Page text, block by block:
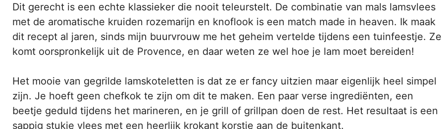
Dit gerecht is een echte klassieker die nooit teleurstelt. De combinatie van mals lamsvlees
met de aromatische kruiden rozemarijn en knoflook is een match made in heaven. Ik maak
dit recept al jaren, sinds mijn buurvrouw me het geheim vertelde tijdens een tuinfeestje. Ze
komt oorspronkelijk uit de Provence, en daar weten ze wel hoe je lam moet bereiden!
Het mooie van gegrilde lamskoteletten is dat ze er fancy uitzien maar eigenlijk heel simpel
zijn. Je hoeft geen chefkok te zijn om dit te maken. Een paar verse ingrediënten, een
beetje geduld tijdens het marineren, en je grill of grillpan doen de rest. Het resultaat is een
sappig stukje vlees met een heerlijk krokant korstje aan de buitenkant.